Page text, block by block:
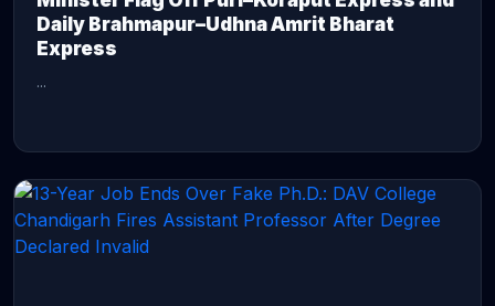
Daily Brahmapur–Udhna Amrit Bharat
Express
...